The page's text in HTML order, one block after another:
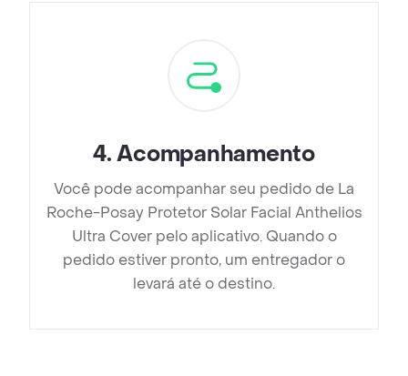
4.Acompanhamento
Você pode acompanhar seu pedido de La
Roche-Posay Protetor Solar Facial Anthelios
Ultra Cover pelo aplicativo. Quando o
pedido estiver pronto, um entregador o
levará até o destino.